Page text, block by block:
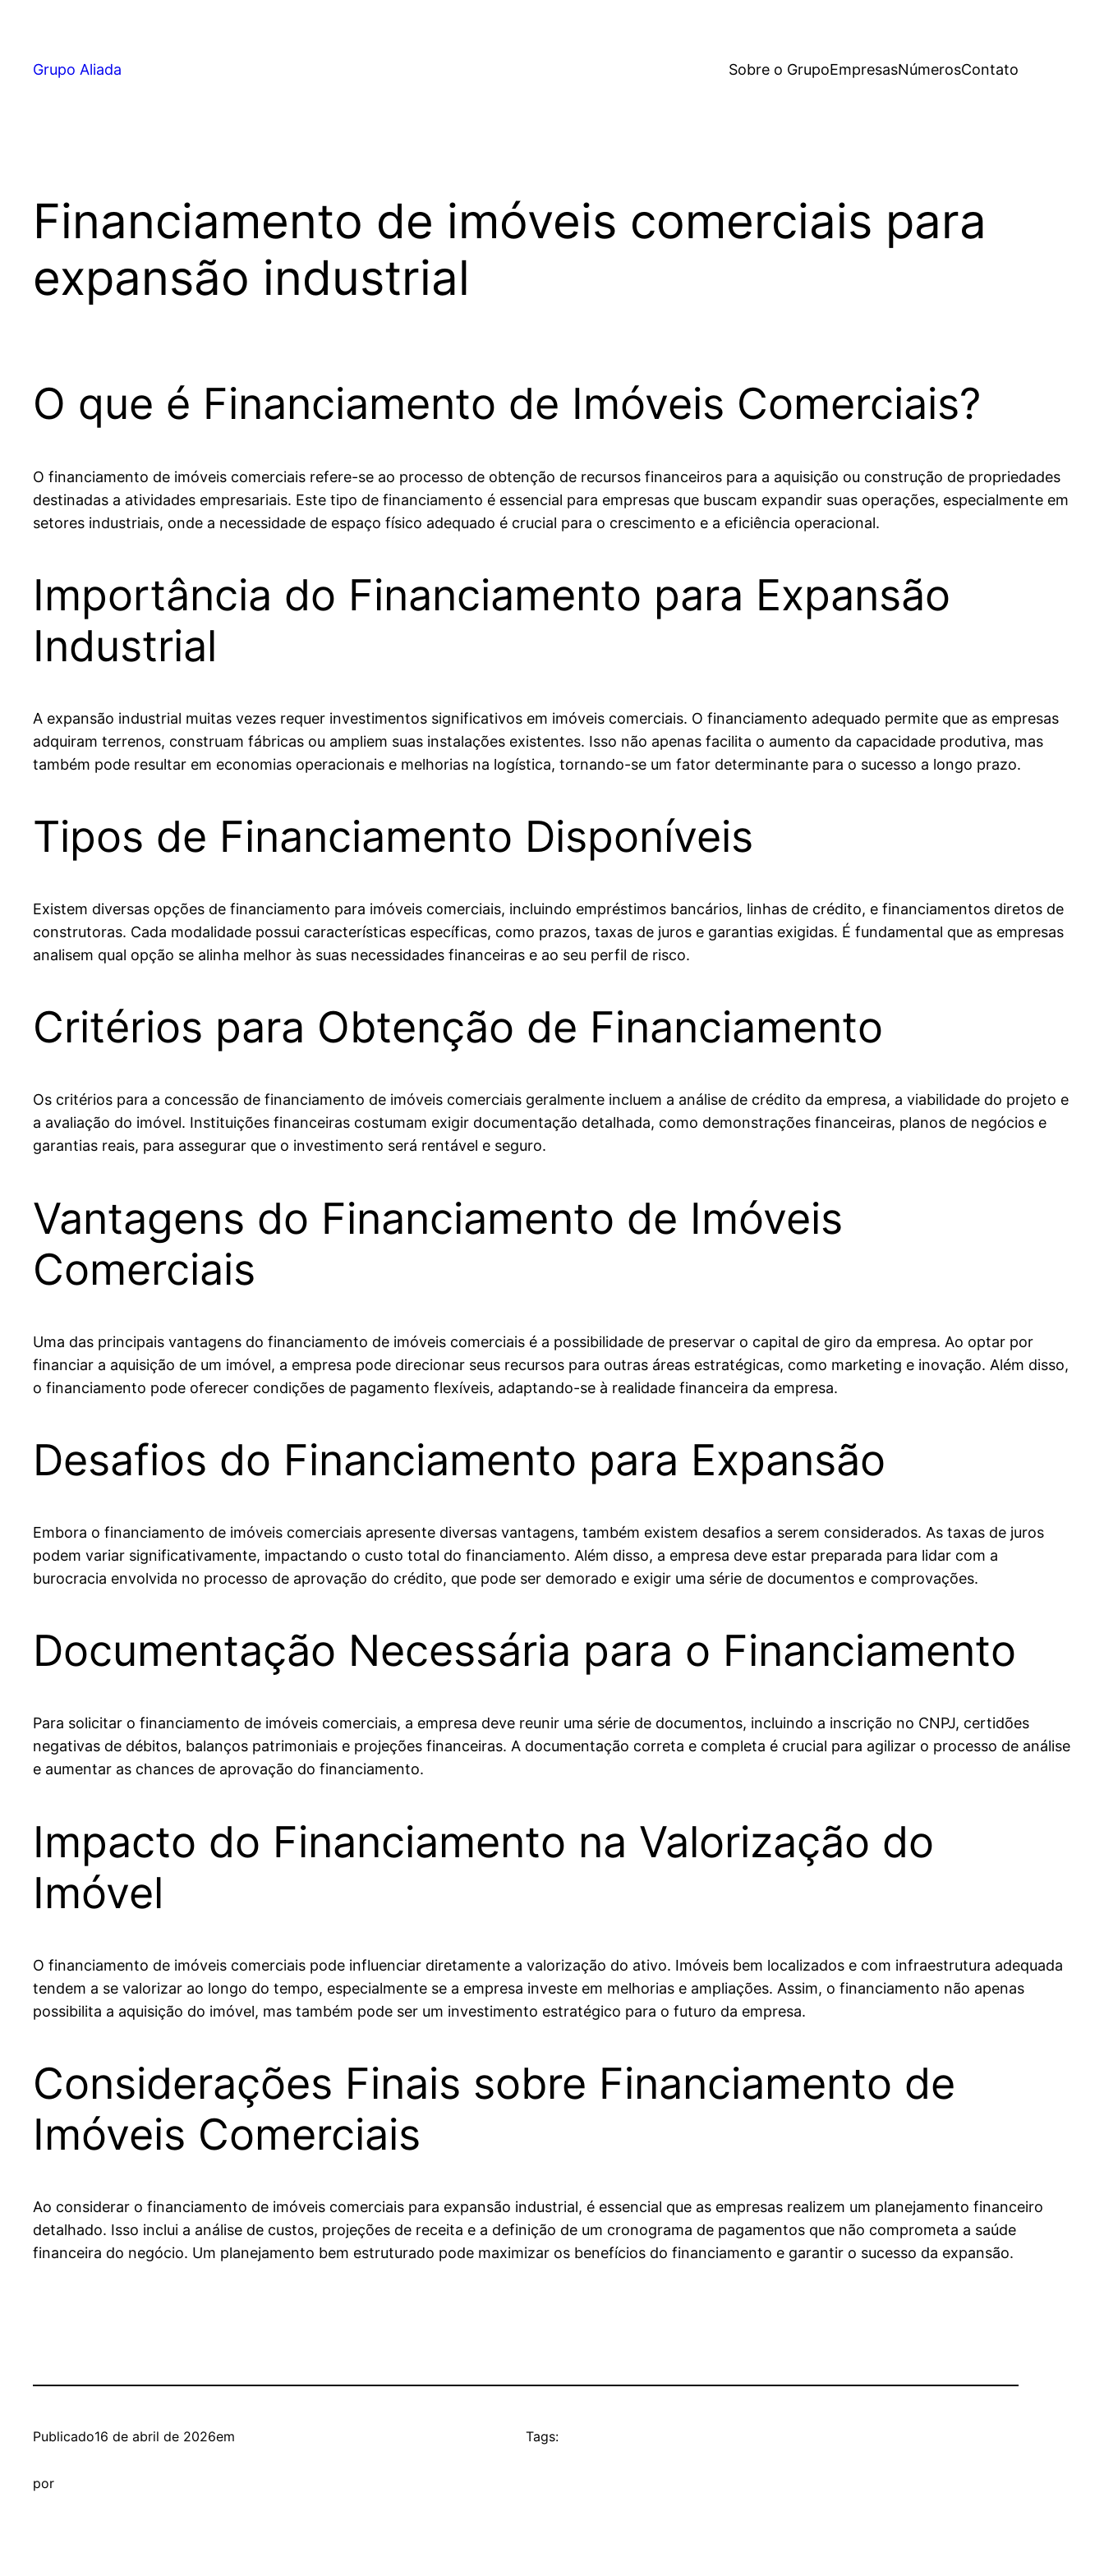
Grupo Aliada Sobre o GrupoEmpresasNúmerosContato
Financiamento de imóveis comerciais para
expansão industrial
O que é Financiamento de Imóveis Comerciais?
O financiamento de imóveis comerciais refere-se ao processo de obtenção de recursos financeiros para a aquisição ou construção de propriedades
destinadas a atividades empresariais. Este tipo de financiamento é essencial para empresas que buscam expandir suas operações, especialmente em
setores industriais, onde a necessidade de espaço físico adequado é crucial para o crescimento e a eficiência operacional.
Importância do Financiamento para Expansão
Industrial
A expansão industrial muitas vezes requer investimentos significativos em imóveis comerciais. O financiamento adequado permite que as empresas
adquiram terrenos, construam fábricas ou ampliem suas instalações existentes. Isso não apenas facilita o aumento da capacidade produtiva, mas
também pode resultar em economias operacionais e melhorias na logística, tornando-se um fator determinante para o sucesso a longo prazo.
Tipos de Financiamento Disponíveis
Existem diversas opções de financiamento para imóveis comerciais, incluindo empréstimos bancários, linhas de crédito, e financiamentos diretos de
construtoras. Cada modalidade possui características específicas, como prazos, taxas de juros e garantias exigidas. É fundamental que as empresas
analisem qual opção se alinha melhor às suas necessidades financeiras e ao seu perfil de risco.
Critérios para Obtenção de Financiamento
Os critérios para a concessão de financiamento de imóveis comerciais geralmente incluem a análise de crédito da empresa, a viabilidade do projeto e
a avaliação do imóvel. Instituições financeiras costumam exigir documentação detalhada, como demonstrações financeiras, planos de negócios e
garantias reais, para assegurar que o investimento será rentável e seguro.
Vantagens do Financiamento de Imóveis
Comerciais
Uma das principais vantagens do financiamento de imóveis comerciais é a possibilidade de preservar o capital de giro da empresa. Ao optar por
financiar a aquisição de um imóvel, a empresa pode direcionar seus recursos para outras áreas estratégicas, como marketing e inovação. Além disso,
o financiamento pode oferecer condições de pagamento flexíveis, adaptando-se à realidade financeira da empresa.
Desafios do Financiamento para Expansão
Embora o financiamento de imóveis comerciais apresente diversas vantagens, também existem desafios a serem considerados. As taxas de juros
podem variar significativamente, impactando o custo total do financiamento. Além disso, a empresa deve estar preparada para lidar com a
burocracia envolvida no processo de aprovação do crédito, que pode ser demorado e exigir uma série de documentos e comprovações.
Documentação Necessária para o Financiamento
Para solicitar o financiamento de imóveis comerciais, a empresa deve reunir uma série de documentos, incluindo a inscrição no CNPJ, certidões
negativas de débitos, balanços patrimoniais e projeções financeiras. A documentação correta e completa é crucial para agilizar o processo de análise
e aumentar as chances de aprovação do financiamento.
Impacto do Financiamento na Valorização do
Imóvel
O financiamento de imóveis comerciais pode influenciar diretamente a valorização do ativo. Imóveis bem localizados e com infraestrutura adequada
tendem a se valorizar ao longo do tempo, especialmente se a empresa investe em melhorias e ampliações. Assim, o financiamento não apenas
possibilita a aquisição do imóvel, mas também pode ser um investimento estratégico para o futuro da empresa.
Considerações Finais sobre Financiamento de
Imóveis Comerciais
Ao considerar o financiamento de imóveis comerciais para expansão industrial, é essencial que as empresas realizem um planejamento financeiro
detalhado. Isso inclui a análise de custos, projeções de receita e a definição de um cronograma de pagamentos que não comprometa a saúde
financeira do negócio. Um planejamento bem estruturado pode maximizar os benefícios do financiamento e garantir o sucesso da expansão.
Publicado16 de abril de 2026em
por
Tags: